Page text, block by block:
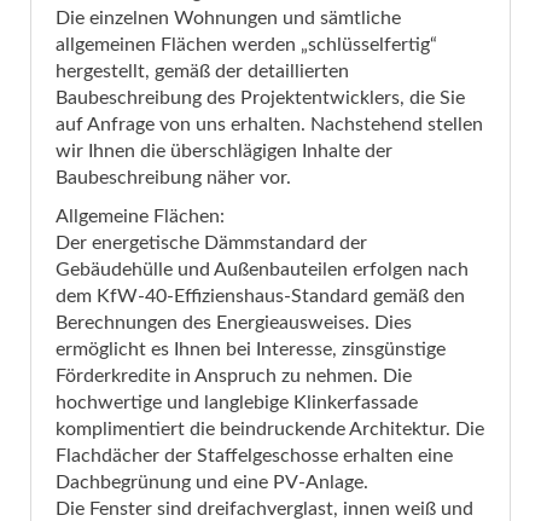
Die einzelnen Wohnungen und sämtliche
allgemeinen Flächen werden „schlüsselfertig“
hergestellt, gemäß der detaillierten
Baubeschreibung des Projektentwicklers, die Sie
auf Anfrage von uns erhalten. Nachstehend stellen
wir Ihnen die überschlägigen Inhalte der
Baubeschreibung näher vor.
Allgemeine Flächen:
Der energetische Dämmstandard der
Gebäudehülle und Außenbauteilen erfolgen nach
dem KfW-40-Effizienshaus-Standard gemäß den
Berechnungen des Energieausweises. Dies
ermöglicht es Ihnen bei Interesse, zinsgünstige
Förderkredite in Anspruch zu nehmen. Die
hochwertige und langlebige Klinkerfassade
komplimentiert die beindruckende Architektur. Die
Flachdächer der Staffelgeschosse erhalten eine
Dachbegrünung und eine PV-Anlage.
Die Fenster sind dreifachverglast, innen weiß und